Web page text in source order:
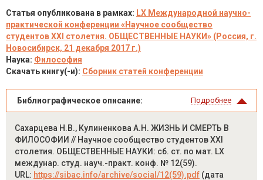
Статья опубликована в рамках: LX Международной научно-
практической конференции «Научное сообщество
студентов XXI столетия. ОБЩЕСТВЕННЫЕ НАУКИ» (Россия, г.
Новосибирск, 21 декабря 2017 г.)
Наука: Философия
Скачать книгу(-и): Сборник статей конференции
Библиографическое описание: Подробнее
Сахарцева Н.В., Кулиненкова А.Н. ЖИЗНЬ И СМЕРТЬ В
ФИЛОСОФИИ // Научное сообщество студентов XXI
столетия. ОБЩЕСТВЕННЫЕ НАУКИ: сб. ст. по мат. LX
междунар. студ. науч.-практ. конф. № 12(59).
URL: https://sibac.info/archive/social/12(59).pdf (дата